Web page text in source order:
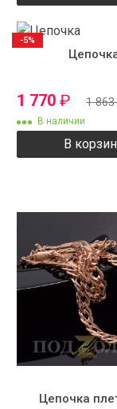
1 770 ₽ 1 863
В наличии
В
-5%
Цепочка